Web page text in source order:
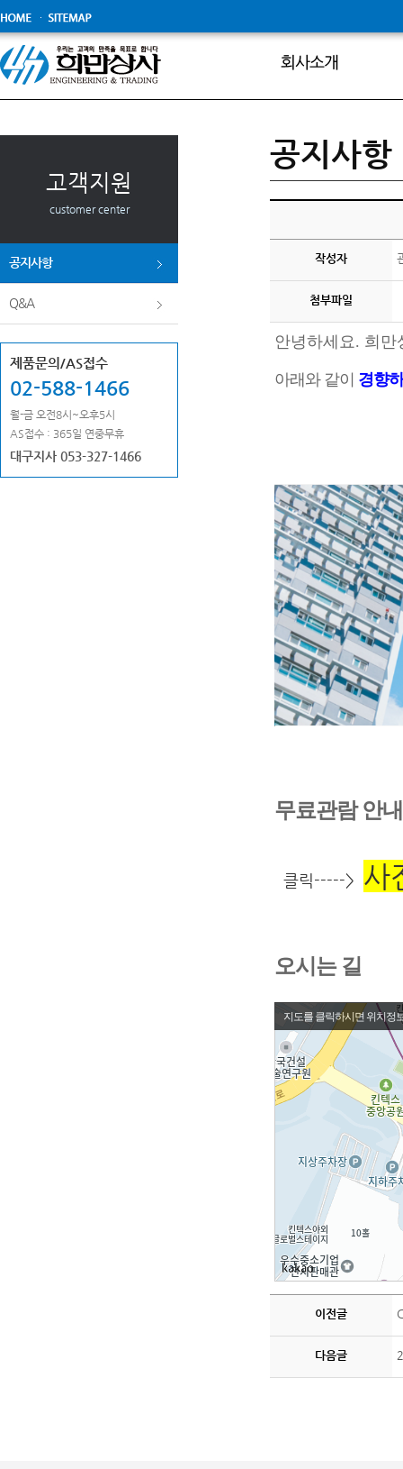
고객지원
customer center
공지사항
Q&A
제품문의/AS접수
02-588-1466
월-금 오전8시~오후5시
AS접수 : 365일 연중무휴
대구지사 053-327-1466
공지사항
작성자
첨부파일
안녕하세요. 희만
아래와 같이 경향
무료관람 안
클릭-----> 사
오시는 길
지도를 클릭하시면 위치정
이전글
다음글